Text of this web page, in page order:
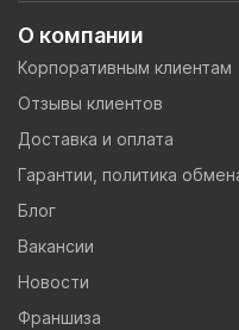
О компании
Корпоративным клиентам
Отзывы клиентов
Доставка и оплата
Гарантии, политика
Блог
Вакансии
Новости
Франшиза